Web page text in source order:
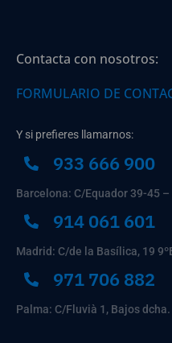
Contacta con nosotros:
FORMULARIO DE
Y si prefieres llamarnos:
933 666 900
Barcelona: C/Equador 39-45 –
914 061 601
Madrid: C/de la Basílica, 19
971 706 882
Palma: C/Fluvià 1, Bajos